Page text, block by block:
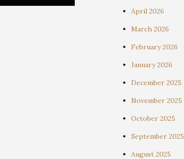
April 2026
March 2026
February 2026
January 2026
December 2025
November 2025
October 2025
September 2025
August 2025